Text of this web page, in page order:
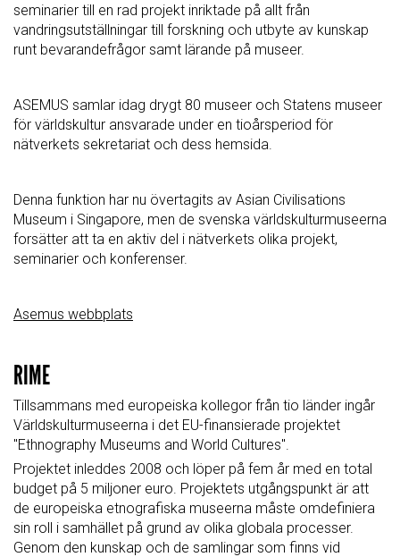
seminarier till en rad projekt inriktade på allt från
vandringsutställningar till forskning och utbyte av kunskap
runt bevarandefrågor samt lärande på museer.
ASEMUS samlar idag drygt 80 museer och Statens museer
för världskultur ansvarade under en tioårsperiod för
nätverkets sekretariat och dess hemsida.
Denna funktion har nu övertagits av Asian Civilisations
Museum i Singapore, men de svenska världskulturmuseerna
forsätter att ta en aktiv del i nätverkets olika projekt,
seminarier och konferenser.
Asemus webbplats
RIME
Tillsammans med europeiska kollegor från tio länder ingår
Världskulturmuseerna i det EU-finansierade projektet
"Ethnography Museums and World Cultures".
Projektet inleddes 2008 och löper på fem år med en total
budget på 5 miljoner euro. Projektets utgångspunkt är att
de europeiska etnografiska museerna måste omdefiniera
sin roll i samhället på grund av olika globala processer.
Genom den kunskap och de samlingar som finns vid